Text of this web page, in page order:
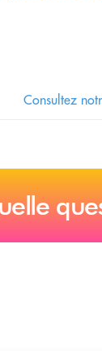
Consultez